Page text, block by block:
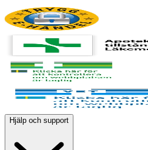
Hjälp och support